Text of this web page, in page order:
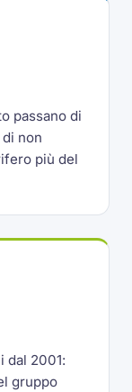
passano di
non
più del
dal 2001:
gruppo